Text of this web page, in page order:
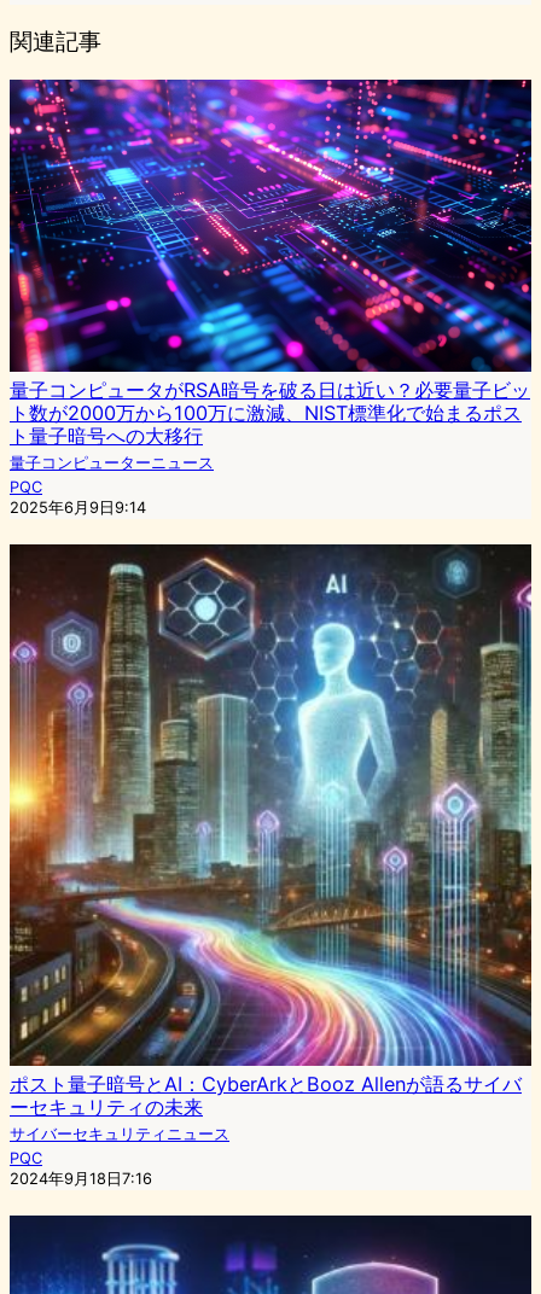
関連記事
量子コンピュータがRSA暗号を破る日は近い？必要量子ビッ
ト数が2000万から100万に激減、NIST標準化で始まるポス
ト量子暗号への大移行
量子コンピューターニュース
PQC
2025年6月9日9:14
ポスト量子暗号とAI：CyberArkとBooz Allenが語るサイバ
ーセキュリティの未来
サイバーセキュリティニュース
PQC
2024年9月18日7:16